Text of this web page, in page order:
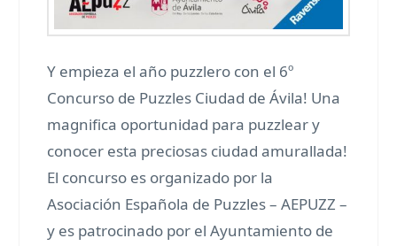
Y empieza el año puzzlero con el 6º
Concurso de Puzzles Ciudad de Ávila! Una
magnifica oportunidad para puzzlear y
conocer esta preciosas ciudad amurallada!
El concurso es organizado por la
Asociación Española de Puzzles – AEPUZZ –
y es patrocinado por el Ayuntamiento de